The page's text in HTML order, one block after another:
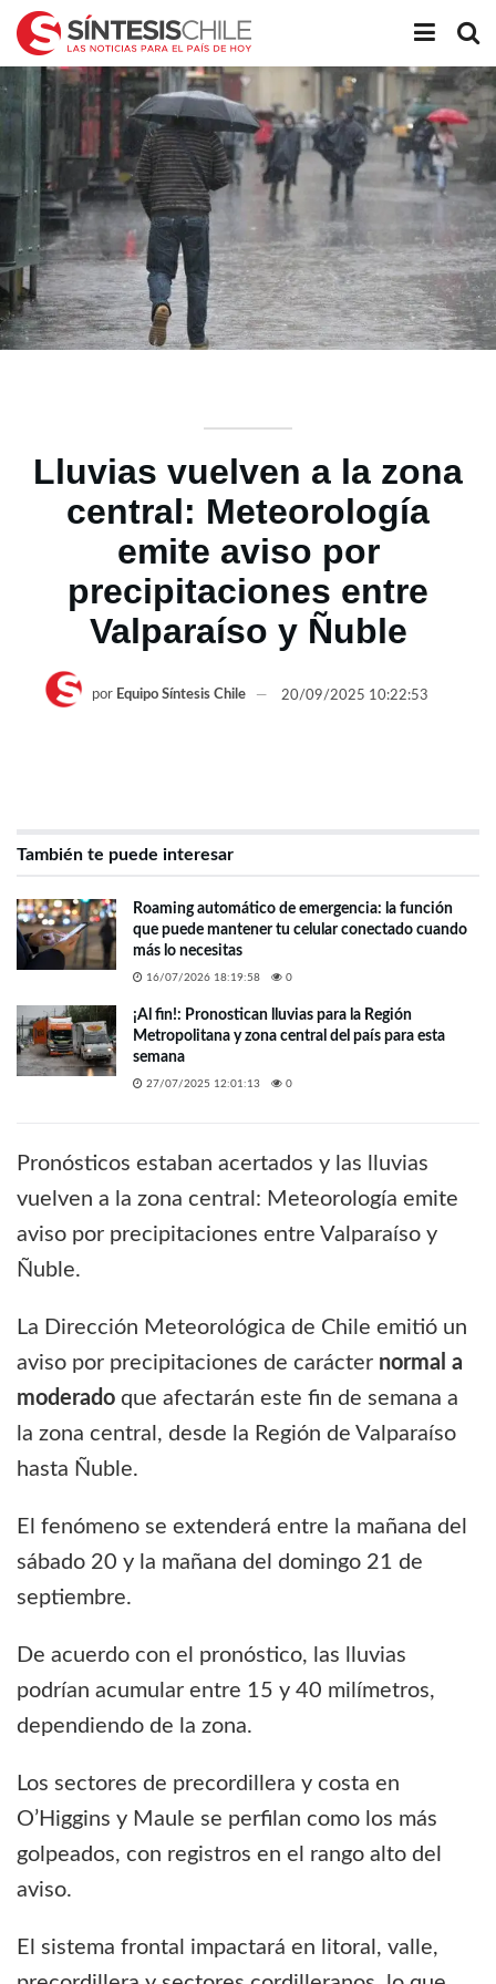
Lluvias vuelven a la zona
central: Meteorología
emite aviso por
precipitaciones entre
Valparaíso y Ñuble
por Equipo Síntesis Chile 20/09/2025 10:22:53
También te puede interesar
Roaming automático de emergencia: la función
que puede mantener tu celular conectado cuando
más lo necesitas
16/07/2026 18:19:58 0
¡Al fin!: Pronostican lluvias para la Región
Metropolitana y zona central del país para esta
semana
27/07/2025 12:01:13 0
Pronósticos estaban acertados y las lluvias
vuelven a la zona central: Meteorología emite
aviso por precipitaciones entre Valparaíso y
Ñuble.
La Dirección Meteorológica de Chile emitió un
aviso por precipitaciones de carácter normal a
moderado que afectarán este fin de semana a
la zona central, desde la Región de Valparaíso
hasta Ñuble.
El fenómeno se extenderá entre la mañana del
sábado 20 y la mañana del domingo 21 de
septiembre.
De acuerdo con el pronóstico, las lluvias
podrían acumular entre 15 y 40 milímetros,
dependiendo de la zona.
Los sectores de precordillera y costa en
O’Higgins y Maule se perfilan como los más
golpeados, con registros en el rango alto del
aviso.
El sistema frontal impactará en litoral, valle,